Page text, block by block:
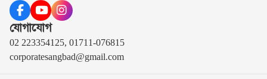
যোগাযোগ
02 223354125, 01711-076815
corporatesangbad@gmail.com